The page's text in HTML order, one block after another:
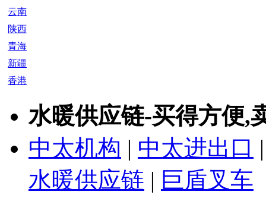
云南
陕西
青海
新疆
香港
水暖供应链-买得方便,
中太机构 | 中太进出口
水暖供应链 | 巨盾叉车